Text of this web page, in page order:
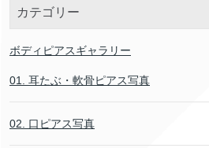
カテゴリー
ボディピアスギャラリー
01. 耳たぶ・軟骨ピアス写真
02. 口ピアス写真